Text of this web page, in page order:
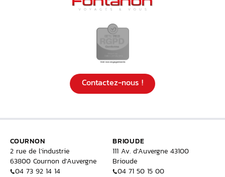
Contactez-nous !
COURNON
2 rue de l'industrie
63800 Cournon d'Auvergne
04 73 92 14 14
BRIOUDE
111 Av. d'Auvergne 43100
Brioude
04 71 50 15 00